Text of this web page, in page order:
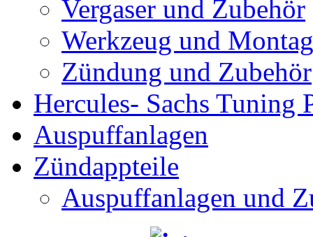
Vergaser und Zubehör
Werkzeug und
Zündung und Zubehör
Hercules- Sachs Tuning
Auspuffanlagen
Zündappteile
Auspuffanlagen und